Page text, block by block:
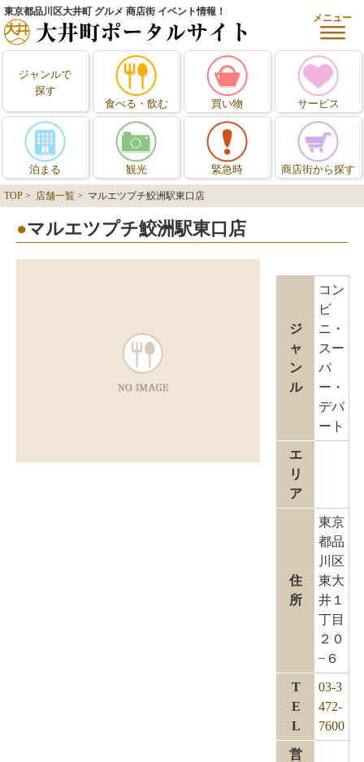
東京都品川区大井町 グルメ 商店街 イベント情報！
メニュー
ジャンルで
探す
食べる・飲む
買い物 サービス
泊まる 観光 緊急時 商店街から探す
TOP > 店舗一覧 > マルエツプチ鮫洲駅東口店
マルエツプチ鮫洲駅東口店
ジ
ャ
ン
ル
コン
ビ
ニ・
スー
パ
ー・
デパ
ート
エ
リ
ア
住
所
東京
都品
川区
東大
井１
丁目
２０
−６
T
E
L
03-3
472-
7600
営